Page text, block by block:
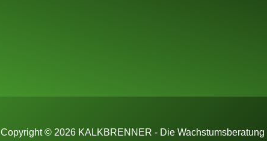
Copyright © 2026 KALKBRENNER - Die Wachstumsberatung